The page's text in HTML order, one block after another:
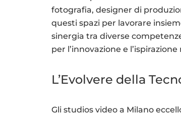
fotografia, designer di
questi spazi per lavorare
sinergia tra diverse
per l’innovazione e
L’Evolvere della
Gli studios video a Milano